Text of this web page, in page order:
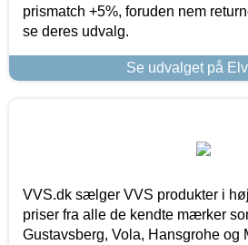
prismatch +5%, foruden nem
se deres udvalg.
Se udvalget på
VVS.dk sælger VVS produkter i
priser fra alle de kendte mærker
Gustavsberg, Vola, Hansgrohe og